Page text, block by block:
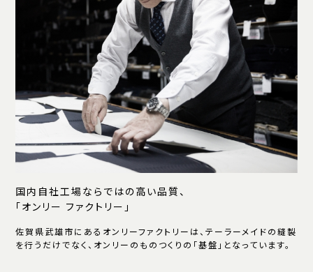
国内自社工場ならではの高い品質、
「オンリー ファクトリー」
佐賀県武雄市にあるオンリーファクトリーは、テーラーメイドの縫製
を行うだけでなく、オンリーのものつくりの「基盤」となっています。